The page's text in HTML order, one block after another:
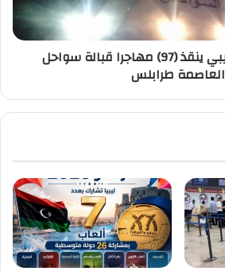
أمن السواحل الليبي ينقذ (97) مهاجرا قبالة سواحل
العاصمة طرابلس